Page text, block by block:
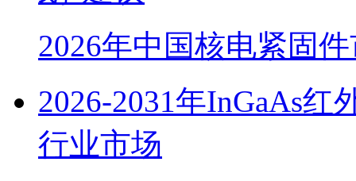
2026年中国核电紧固
2026-2031年InGaAs
行业市场